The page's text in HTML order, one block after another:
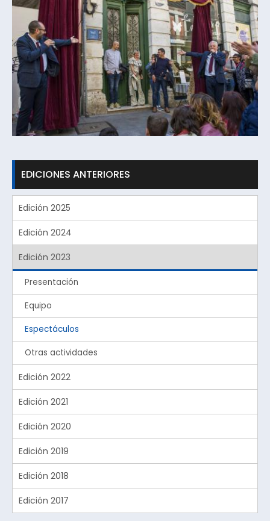
EDICIONES ANTERIORES
Edición 2025
Edición 2024
Edición 2023
Presentación
Equipo
Espectáculos
Otras actividades
Edición 2022
Edición 2021
Edición 2020
Edición 2019
Edición 2018
Edición 2017